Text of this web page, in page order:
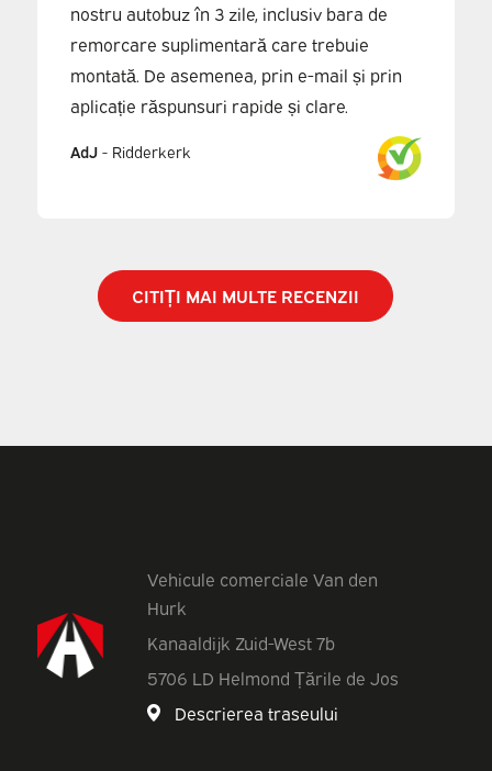
nostru autobuz în 3 zile, inclusiv bara de
remorcare suplimentară care trebuie
montată. De asemenea, prin e-mail și prin
aplicație răspunsuri rapide și clare.
AdJ- Ridderkerk
CITIȚI MAI MULTE RECENZII
Vehicule comerciale Van den
Hurk
Kanaaldijk Zuid-West 7b
5706 LD Helmond Țările de Jos
Descrierea traseului